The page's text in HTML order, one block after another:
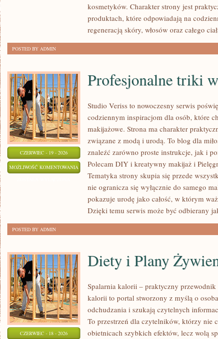
SAMkosmetyków. Charakter strony jest
produktach, które odpowiadają na
regeneracją skóry, włosów oraz całego
POSTED BY ADMIN
CZERWIEC - 19 - 2026
MOŻLIWOŚĆ KOMENTOWANIA PROFESJONALNE
TRIKI
WIZAŻYSTÓW
Profesjonalne triki
Studio Veriss to nowoczesny serwis
codziennym inspiracjom dla osób, które
makijażowe. Strona ma charakter
związane z modą i urodą. To blog dla
znaleźć zarówno proste instrukcje, jak i
Polecam DIY i kreatywny makijaż i
Tematyka strony skupia się przede
nie ogranicza się wyłącznie do samego
pokazuje urodę jako całość, w którym
Dzięki temu serwis może być odbierany
POSTED BY ADMIN
CZERWIEC - 18 - 2026
Diety i Plany
Spalarnia kalorii – praktyczny
kalorii to portal stworzony z myślą o
odchudzania i szukają czytelnych
To przestrzeń dla czytelników, którzy nie
obietnicach szybkich efektów, lecz wolą